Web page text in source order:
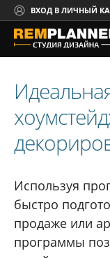
ВХОД В ЛИЧНЫЙ
Используя
быстро
продаже или
программы